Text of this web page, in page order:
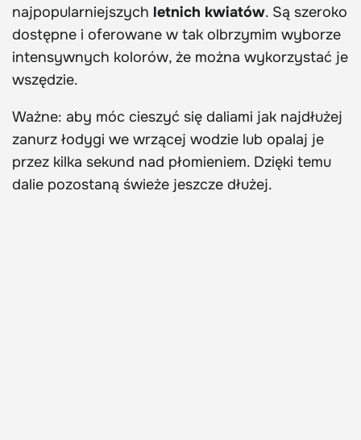
najpopularniejszych letnich kwiatów. Są szeroko
dostępne i oferowane w tak olbrzymim wyborze
intensywnych kolorów, że można wykorzystać je
wszędzie.
Ważne: aby móc cieszyć się daliami jak najdłużej
zanurz łodygi we wrzącej wodzie lub opalaj je
przez kilka sekund nad płomieniem. Dzięki temu
dalie pozostaną świeże jeszcze dłużej.